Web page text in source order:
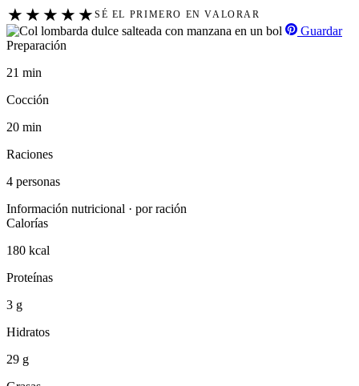
★ ★ ★ ★ ★ SÉ EL PRIMERO EN VALORAR
Guardar
Preparación
21 min
Cocción
20 min
Raciones
4 personas
Información nutricional · por ración
Calorías
180 kcal
Proteínas
3 g
Hidratos
29 g